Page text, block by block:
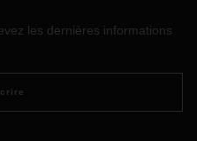
rapide et avec un
les dernières informations